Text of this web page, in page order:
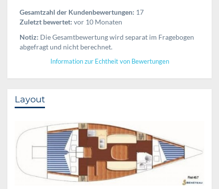
Gesamtzahl der Kundenbewertungen: 17
Zuletzt bewertet: vor 10 Monaten
Notiz: Die Gesamtbewertung wird separat im Fragebogen
abgefragt und nicht berechnet.
Information zur Echtheit von Bewertungen
Layout